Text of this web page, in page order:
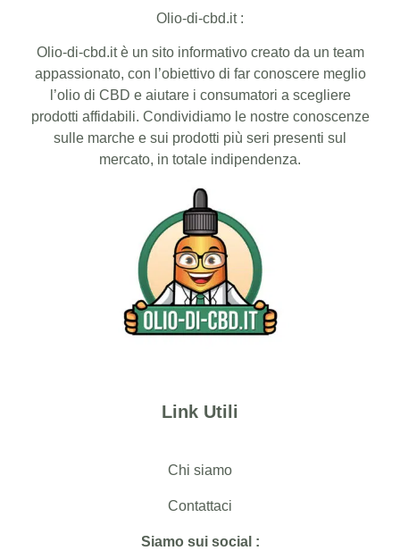
Olio-di-cbd.it :
Olio-di-cbd.it è un sito informativo creato da un team
appassionato, con l’obiettivo di far conoscere meglio
l’olio di CBD e aiutare i consumatori a scegliere
prodotti affidabili. Condividiamo le nostre conoscenze
sulle marche e sui prodotti più seri presenti sul
mercato, in totale indipendenza.
Link Utili
Chi siamo
Contattaci
Siamo sui social :